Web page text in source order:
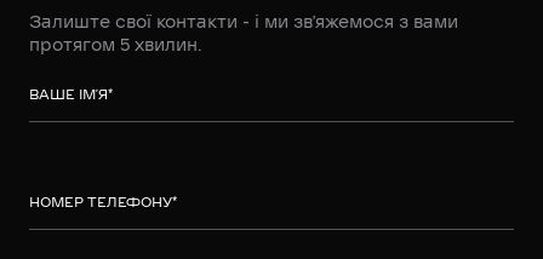
Залиште свої контакти - і ми зв’яжемося з вами
протягом 5 хвилин.
ВАШЕ ІМ’Я*
НОМЕР ТЕЛЕФОНУ*